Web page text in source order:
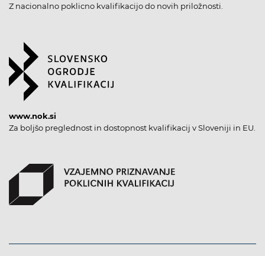
Z nacionalno poklicno kvalifikacijo do novih priložnosti.
www.nok.si
Za boljšo preglednost in dostopnost kvalifikacij v Sloveniji in EU.